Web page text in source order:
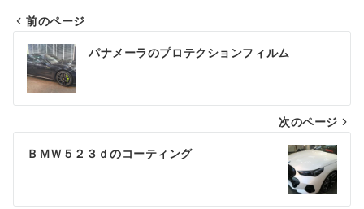
投
稿
ナ
ビ
ゲ
前のページ
パナメーラのプロテクションフィルム
次のページ
ＢＭＷ５２３ｄのコーティング